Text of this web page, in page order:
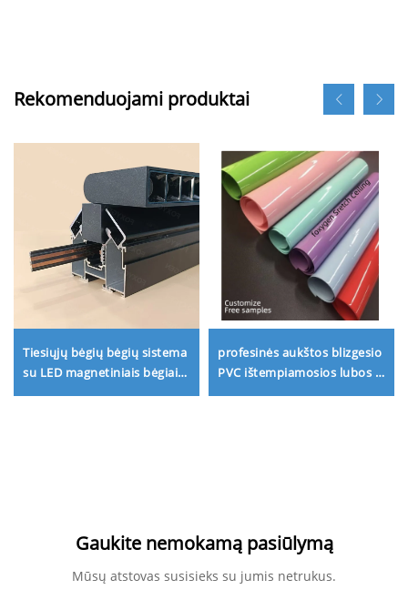
Rekomenduojami produktai
Tiesiųjų bėgių bėgių sistema
su LED magnetiniais bėgiais
profesinės aukštos blizgesio
PVC ištempiamosios lubos |
Gaukite nemokamą pasiūlymą
Mūsų atstovas susisieks su jumis netrukus.